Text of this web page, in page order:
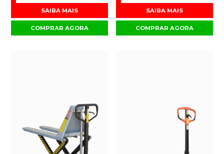
SAIBA MAIS
COMPRAR AGORA
SAIBA MAIS
COMPRAR AGORA